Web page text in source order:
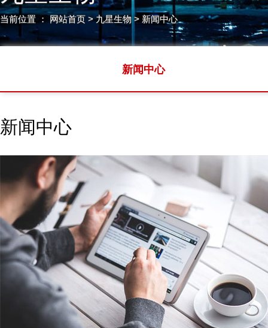
当前位置 ：网站首页 > 九星生物 > 新闻中心
新闻中心
新闻中心